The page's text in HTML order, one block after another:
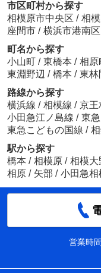
市区町村から探す
相模原市中央区 / 相
座間市 / 横浜市港南区
町名から探す
小山町 / 東橋本 / 相原
東淵野辺 / 橋本 / 東林
路線から探す
横浜線 / 相模線 / 京王
小田急江ノ島線 / 東
東急こどもの国線 /
駅から探す
橋本 / 相模原 / 相模大
相原 / 矢部 / 小田急相
営業時間